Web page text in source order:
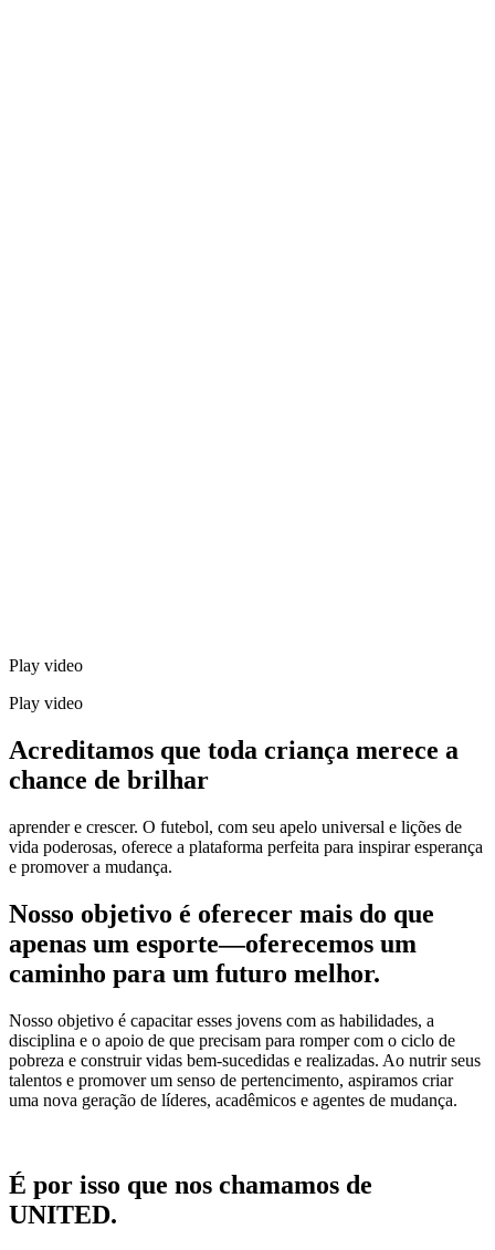
Play video
Play video
Acreditamos que toda criança merece a
chance de brilhar
aprender e crescer. O futebol, com seu apelo universal e lições de
vida poderosas, oferece a plataforma perfeita para inspirar esperança
e promover a mudança.
Nosso objetivo é oferecer mais do que
apenas um esporte—oferecemos um
caminho para um futuro melhor.
Nosso objetivo é capacitar esses jovens com as habilidades, a
disciplina e o apoio de que precisam para romper com o ciclo de
pobreza e construir vidas bem-sucedidas e realizadas. Ao nutrir seus
talentos e promover um senso de pertencimento, aspiramos criar
uma nova geração de líderes, acadêmicos e agentes de mudança.
É por isso que nos chamamos de
UNITED.